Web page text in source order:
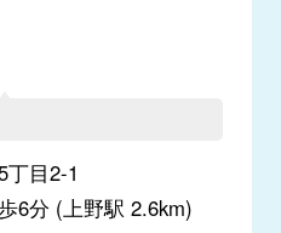
目2-1
6分 (上野駅 2.6km)